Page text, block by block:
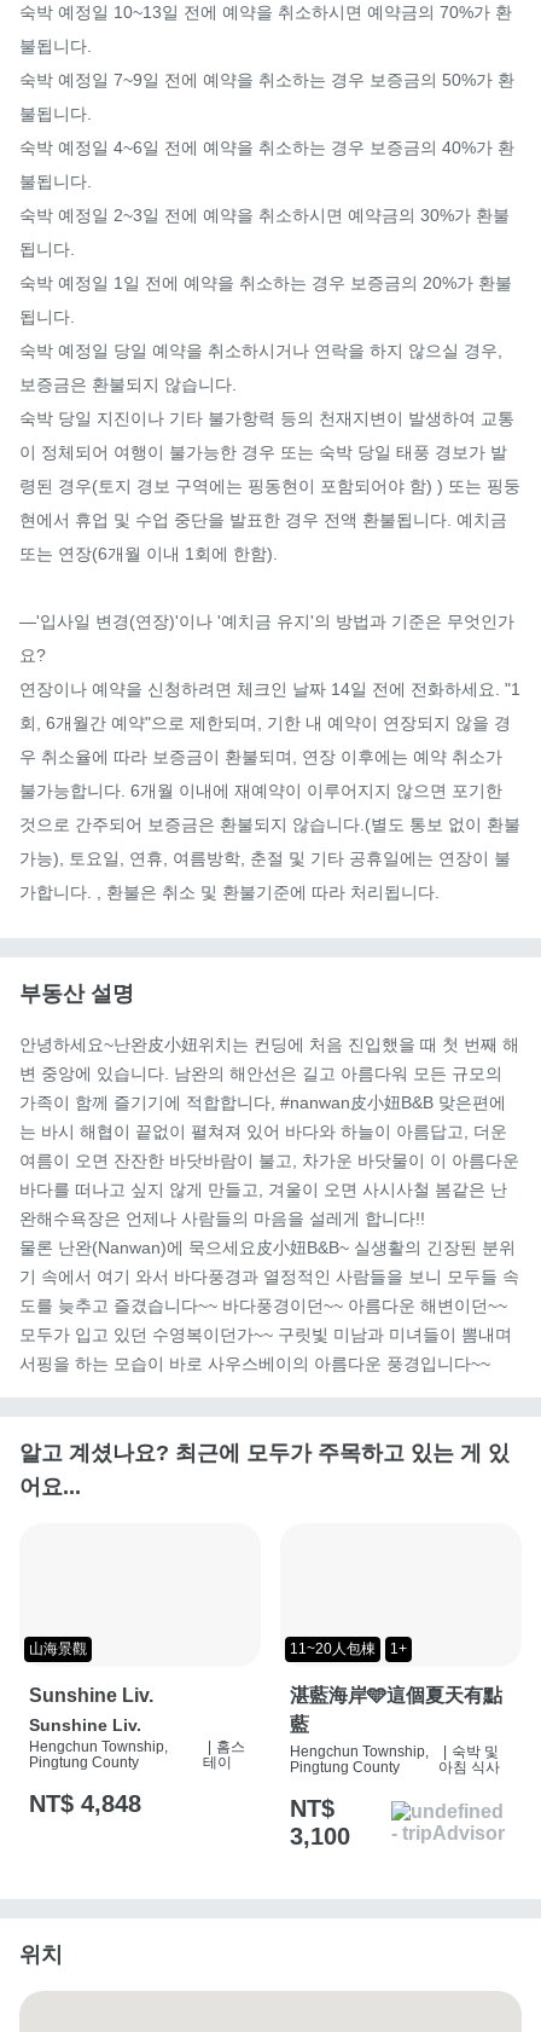
숙박 예정일 10~13일 전에 예약을 취소하시면 예약금의 70%가 환
불됩니다.
숙박 예정일 7~9일 전에 예약을 취소하는 경우 보증금의 50%가 환
불됩니다.
숙박 예정일 4~6일 전에 예약을 취소하는 경우 보증금의 40%가 환
불됩니다.
숙박 예정일 2~3일 전에 예약을 취소하시면 예약금의 30%가 환불
됩니다.
숙박 예정일 1일 전에 예약을 취소하는 경우 보증금의 20%가 환불
됩니다.
숙박 예정일 당일 예약을 취소하시거나 연락을 하지 않으실 경우,
보증금은 환불되지 않습니다.
숙박 당일 지진이나 기타 불가항력 등의 천재지변이 발생하여 교통
이 정체되어 여행이 불가능한 경우 또는 숙박 당일 태풍 경보가 발
령된 경우(토지 경보 구역에는 핑동현이 포함되어야 함) ) 또는 핑둥
현에서 휴업 및 수업 중단을 발표한 경우 전액 환불됩니다. 예치금
또는 연장(6개월 이내 1회에 한함).
—'입사일 변경(연장)'이나 '예치금 유지'의 방법과 기준은 무엇인가
요?
연장이나 예약을 신청하려면 체크인 날짜 14일 전에 전화하세요. "1
회, 6개월간 예약"으로 제한되며, 기한 내 예약이 연장되지 않을 경
우 취소율에 따라 보증금이 환불되며, 연장 이후에는 예약 취소가
불가능합니다. 6개월 이내에 재예약이 이루어지지 않으면 포기한
것으로 간주되어 보증금은 환불되지 않습니다.(별도 통보 없이 환불
가능), 토요일, 연휴, 여름방학, 춘절 및 기타 공휴일에는 연장이 불
가합니다. , 환불은 취소 및 환불기준에 따라 처리됩니다.
부동산 설명
안녕하세요~난완皮小妞위치는 컨딩에 처음 진입했을 때 첫 번째 해
변 중앙에 있습니다. 남완의 해안선은 길고 아름다워 모든 규모의
가족이 함께 즐기기에 적합합니다, #nanwan皮小妞B&B 맞은편에
는 바시 해협이 끝없이 펼쳐져 있어 바다와 하늘이 아름답고, 더운
여름이 오면 잔잔한 바닷바람이 불고, 차가운 바닷물이 이 아름다운
바다를 떠나고 싶지 않게 만들고, 겨울이 오면 사시사철 봄같은 난
완해수욕장은 언제나 사람들의 마음을 설레게 합니다!!
물론 난완(Nanwan)에 묵으세요皮小妞B&B~ 실생활의 긴장된 분위
기 속에서 여기 와서 바다풍경과 열정적인 사람들을 보니 모두들 속
도를 늦추고 즐겼습니다~~ 바다풍경이던~~ 아름다운 해변이던~~
모두가 입고 있던 수영복이던가~~ 구릿빛 미남과 미녀들이 뽐내며
서핑을 하는 모습이 바로 사우스베이의 아름다운 풍경입니다~~
알고 계셨나요? 최근에 모두가 주목하고 있는 게 있
어요...
山海景觀
Sunshine Liv.
Sunshine Liv.
Hengchun Township,
Pingtung County
홈스
테이
NT$ 4,848
11~20人包棟 1+
湛藍海岸🩵這個夏天有點
藍
Hengchun Township,
Pingtung County
숙박 및
아침 식사
NT$
3,100
위치